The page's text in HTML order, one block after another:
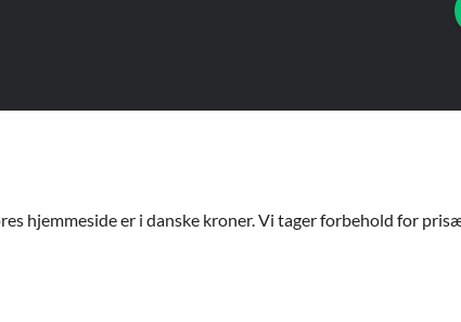
hjemmeside er i danske kroner. Vi tager forbehold for